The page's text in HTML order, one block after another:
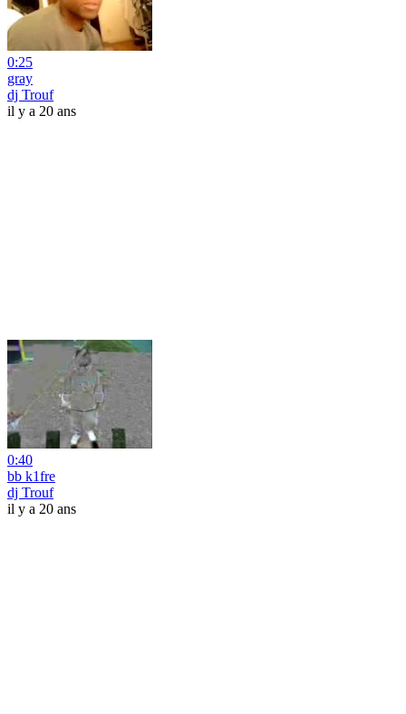
0:25
gray
dj Trouf
il y a 20 ans
0:40
bb k1fre
dj Trouf
il y a 20 ans